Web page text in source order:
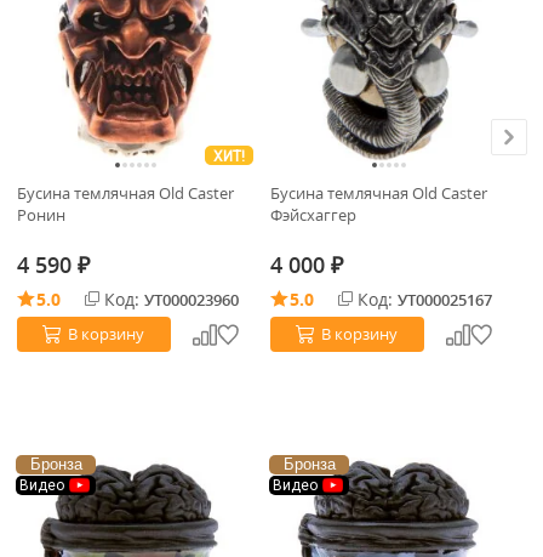
ХИТ!
Бусина темлячная Old Caster
Ронин
4 590 ₽
5.0 Код: УТ000023960
В корзину
Бусина темлячная Old Caster
Фэйсхаггер
4 000 ₽
5.0 Код: УТ000025167
В корзину
Бронза
Видео
Бронза
Видео